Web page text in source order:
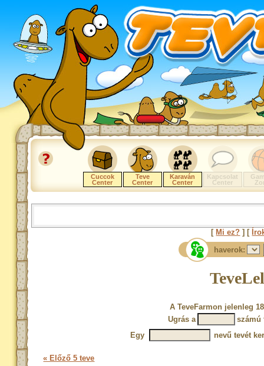
Cuccok
Center
Teve
Center
Karaván
Center
Kapcsolat
Center
[ Mi ez? ] [
haverok:
A TeveFarmon jelenleg
Ugrás a
számú
Egy
nevű tevét
« Előző 5 teve